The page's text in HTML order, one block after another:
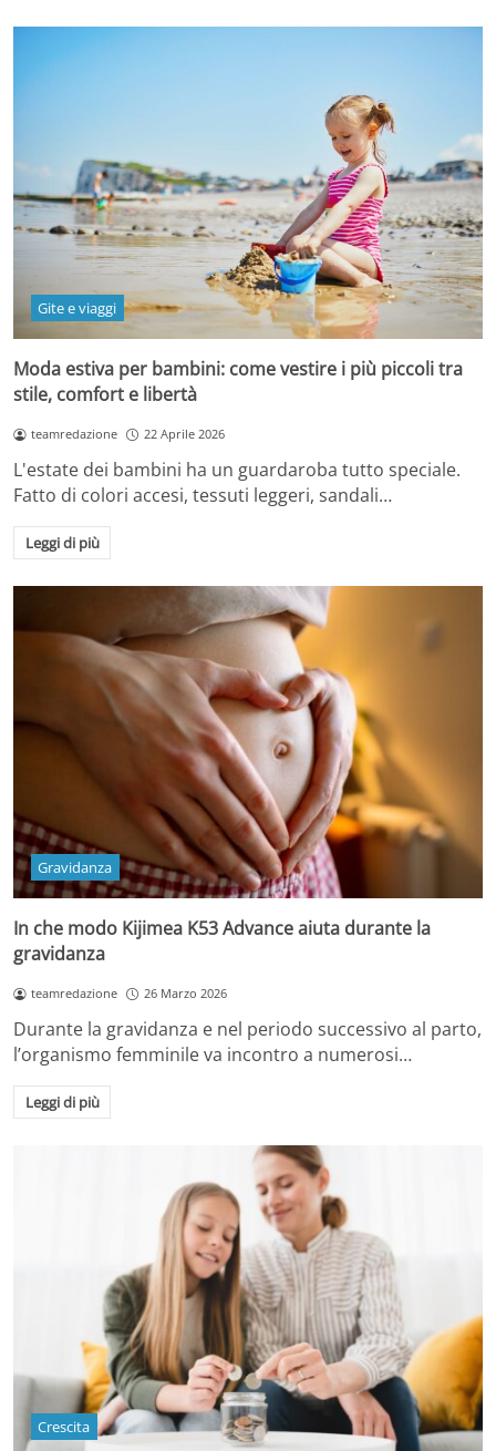
Gite e viaggi
Moda estiva per bambini: come vestire i più piccoli tra
stile, comfort e libertà
teamredazione 22 Aprile 2026
L'estate dei bambini ha un guardaroba tutto speciale.
Fatto di colori accesi, tessuti leggeri, sandali…
Leggi di più
Gravidanza
In che modo Kijimea K53 Advance aiuta durante la
gravidanza
teamredazione 26 Marzo 2026
Durante la gravidanza e nel periodo successivo al parto,
l’organismo femminile va incontro a numerosi…
Leggi di più
Crescita